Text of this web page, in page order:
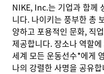
NIKE, Inc.는 기업과 함께
니다. 나이키는 풍부한 총
양하고 포용적인 문화, 직
제공합니다. 장소나 역할
세계 모든 운동선수*에게
나의 강렬한 사명을 공유